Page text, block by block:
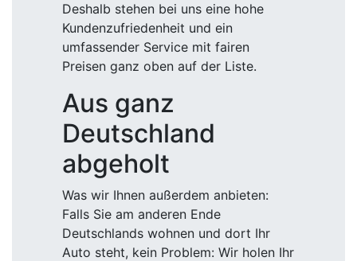
Deshalb stehen bei uns eine hohe
Kundenzufriedenheit und ein
umfassender Service mit fairen
Preisen ganz oben auf der Liste.
Aus ganz
Deutschland
abgeholt
Was wir Ihnen außerdem anbieten:
Falls Sie am anderen Ende
Deutschlands wohnen und dort Ihr
Auto steht, kein Problem: Wir holen Ihr